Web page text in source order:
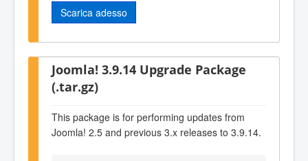
Scarica adesso
Joomla! 3.9.14 Upgrade Package
(.tar.gz)
This package is for performing updates from
Joomla! 2.5 and previous 3.x releases to 3.9.14.